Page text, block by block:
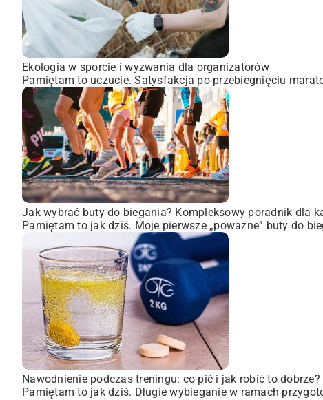
Ekologia w sporcie i wyzwania dla organizatorów
Pamiętam to uczucie. Satysfakcja po przebiegnięciu
Jak wybrać buty do biegania? Kompleksowy poradnik dla
Pamiętam to jak dziś. Moje pierwsze „poważne” buty do
Nawodnienie podczas treningu: co pić i jak robić to dobrze?
Pamiętam to jak dziś. Długie wybieganie w ramach